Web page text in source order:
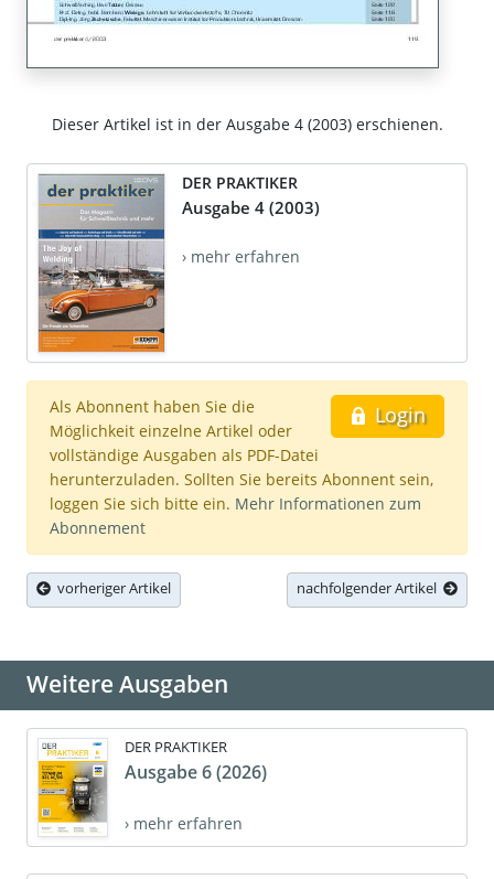
Dieser Artikel ist in der Ausgabe 4 (2003) erschienen.
DER PRAKTIKER
Ausgabe 4 (2003)
› mehr erfahren
Login
Als Abonnent haben Sie die
Möglichkeit einzelne Artikel oder
vollständige Ausgaben als PDF-Datei
herunterzuladen. Sollten Sie bereits Abonnent sein,
loggen Sie sich bitte ein. Mehr Informationen zum
Abonnement
vorheriger Artikel nachfolgender Artikel
Weitere Ausgaben
DER PRAKTIKER
Ausgabe 6 (2026)
› mehr erfahren